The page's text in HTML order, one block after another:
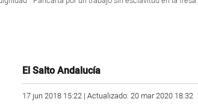
El Salto Andalucía
17 jun 2018 15:22 | Actualizado: 20 mar 2020 18:32